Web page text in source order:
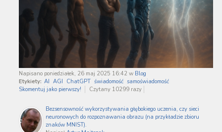
Napisano poniedziałek, 26 maj 2025 16:42 w Blog
Etykiety: AI AGI ChatGPT świadomość samoświadomość
Skomentuj jako pierwszy!
Czytany 10299 razy
Bezsensowność wykorzystywania głębokiego uczenia, czy sieci
neuronowych do rozpoznawania obrazu (na przykładzie zbioru
znaków MNIST).